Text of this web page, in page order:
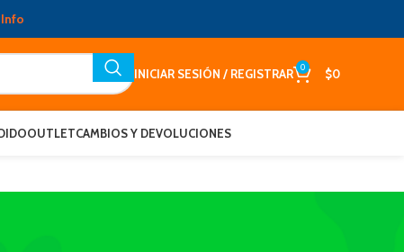
INICIAR SESIÓN / REGISTRAR 0 $0
OUTLETCAMBIOS Y DEVOLUCIONES